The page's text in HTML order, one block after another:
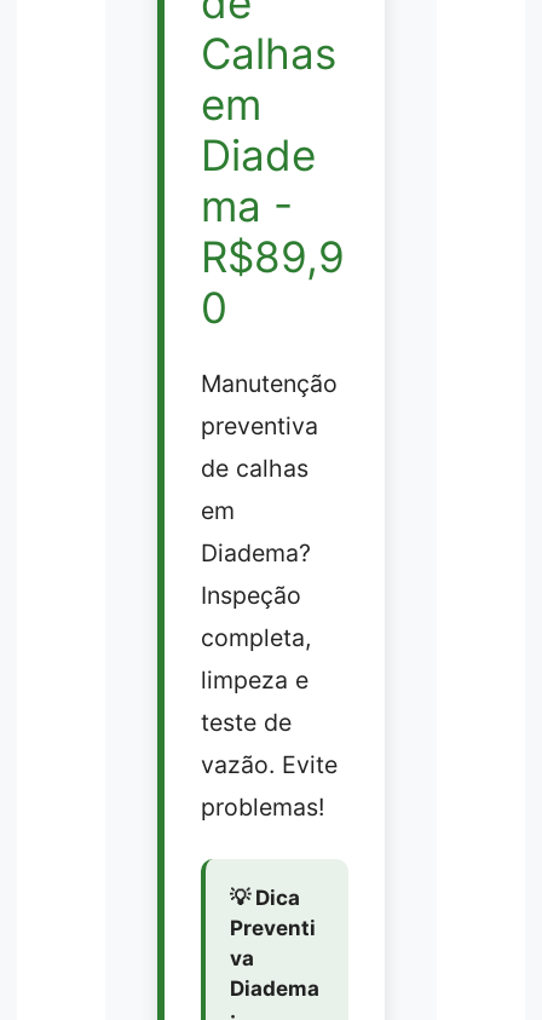
Calhas
em
Diade
ma -
R$89,9
0
Manutenção
preventiva
de calhas
em
Diadema?
Inspeção
completa,
limpeza e
teste de
vazão. Evite
problemas!
💡 Dica
Preventi
va
Diadema